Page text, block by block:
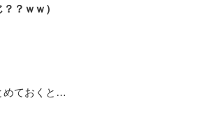
？ｗｗ）
めておくと…